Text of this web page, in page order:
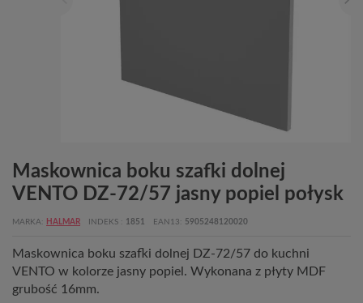
Maskownica boku szafki dolnej
VENTO DZ-72/57 jasny popiel połysk
MARKA HALMAR INDEKS 1851 EAN13 5905248120020
Maskownica boku szafki dolnej DZ-72/57 do kuchni
VENTO w kolorze jasny popiel. Wykonana z płyty MDF
grubość 16mm.